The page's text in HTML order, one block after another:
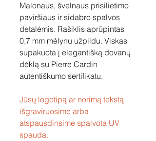
Malonaus, švelnaus prisilietimo
paviršiaus ir sidabro spalvos
detalėmis. Rašiklis aprūpintas
0,7 mm mėlynu užpildu. Viskas
supakuota į elegantišką dovanų
dėklą su Pierre Cardin
autentiškumo sertifikatu.
Jūsų logotipą ar norimą tekstą
išgraviruosime arba
atspausdinsime spalvota UV
spauda.